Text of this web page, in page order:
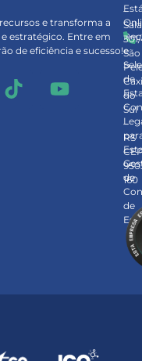
e transforma a
estratégico. Entre em
de eficiência e sucesso!e
de
de
de
–
Sala
São
do
Sul
–
RS
160